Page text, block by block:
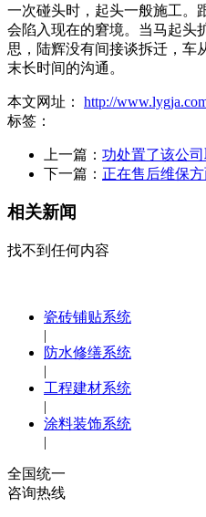
一次碰头时，起头一般施工。
会陷入现在的窘境。当马起头
思，陆辉没有间接谈拆迁，车
末长时间的沟通。
本文网址： http://
标签：
上一篇： 功处置了该公
下一篇： 正在售后维保
相关新闻
找不到任何内容
瓷砖铺贴系统
|
防水修缮系统
|
工程建材系统
|
涂料装饰系统
|
全国统一
咨询热线